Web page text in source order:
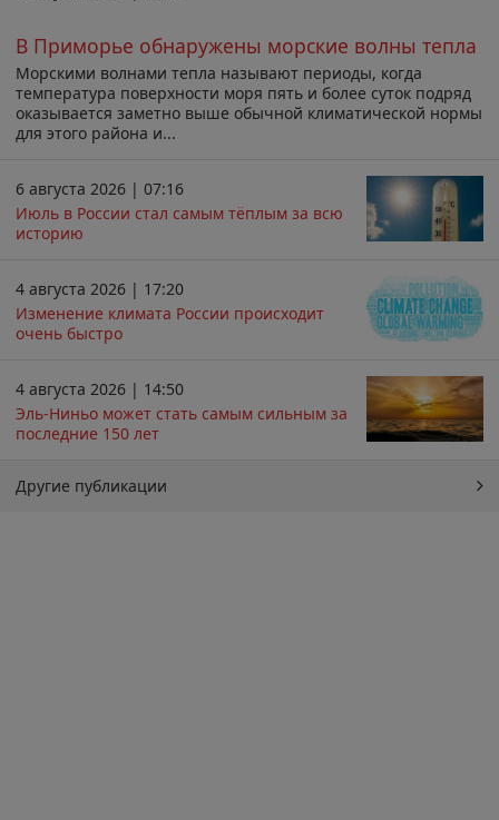
В Приморье обнаружены морские волны тепла
Морскими волнами тепла называют периоды, когда
температура поверхности моря пять и более суток подряд
оказывается заметно выше обычной климатической нормы
для этого района и...
6 августа 2026 | 07:16
Июль в России стал самым тёплым за всю
историю
4 августа 2026 | 17:20
Изменение климата России происходит
очень быстро
4 августа 2026 | 14:50
Эль-Ниньо может стать самым сильным за
последние 150 лет
Другие публикации